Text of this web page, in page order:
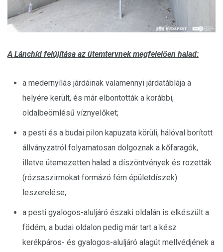
A Lánchíd felújítása az ütemtervnek megfelelően halad:
a medernyílás járdáinak valamennyi járdatáblája a
helyére került, és már elbontották a korábbi,
oldalbeömlésű víznyelőket;
a pesti és a budai pilon kapuzata körüli, hálóval borított
állványzatról folyamatosan dolgoznak a kőfaragók,
illetve ütemezetten halad a díszöntvények és rozetták
(rózsaszirmokat formázó fém épületdíszek)
leszerelése;
a pesti gyalogos-aluljáró északi oldalán is elkészült a
födém, a budai oldalon pedig már tart a kész
kerékpáros- és gyalogos-aluljáró alagút mellvédjének a